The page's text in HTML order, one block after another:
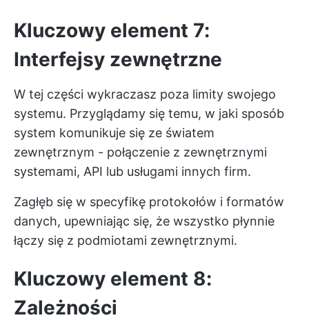
Kluczowy element 7:
Interfejsy zewnętrzne
W tej części wykraczasz poza limity swojego
systemu. Przyglądamy się temu, w jaki sposób
system komunikuje się ze światem
zewnętrznym - połączenie z zewnętrznymi
systemami, API lub usługami innych firm.
Zagłęb się w specyfikę protokołów i formatów
danych, upewniając się, że wszystko płynnie
łączy się z podmiotami zewnętrznymi.
Kluczowy element 8:
Zależności